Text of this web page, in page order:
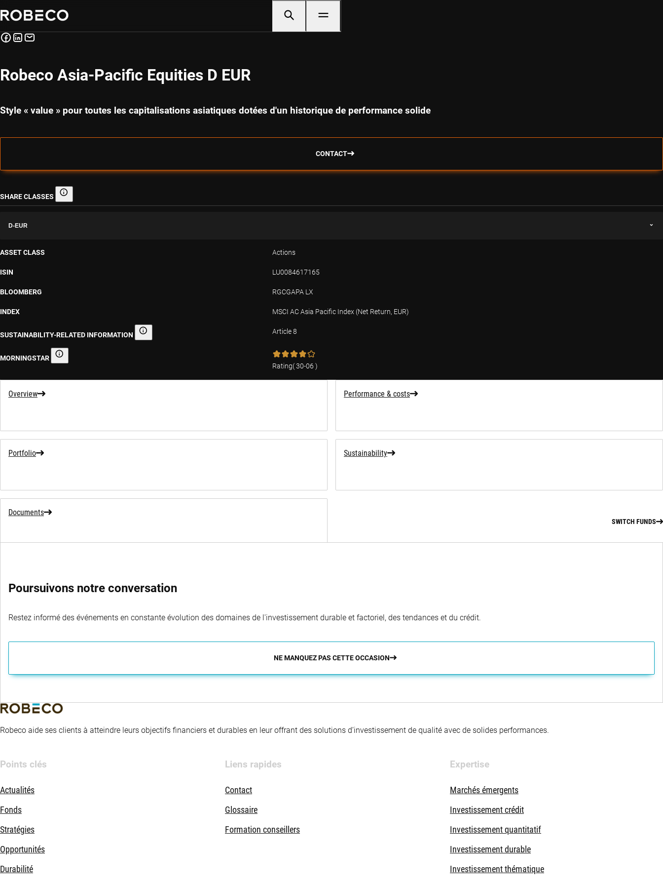
Robeco Asia-Pacific Equities D EUR
Style « value » pour toutes les capitalisations asiatiques dotées d'un historique de performance solide
CONTACT
SHARE CLASSES Share classes
D-EUR
ASSET CLASS Actions
ISIN LU0084617165
BLOOMBERG RGCGAPA LX
INDEX MSCI AC Asia Pacific Index (Net Return, EUR)
SUSTAINABILITY-RELATED INFORMATION Sustainability-related information Article 8
MORNINGSTAR Morningstar
Rating(30-06 )
Overview Performance & costs
Portfolio Sustainability
Documents
SWITCH FUNDS
Poursuivons notre conversation
Restez informé des événements en constante évolution des domaines de l'investissement durable et factoriel, des tendances et du crédit.
NE MANQUEZ PAS CETTE OCCASION
Robeco aide ses clients à atteindre leurs objectifs financiers et durables en leur offrant des solutions d’investissement de qualité avec de solides performances.
Points clés
Actualités
Fonds
Stratégies
Opportunités
Durabilité
Liens rapides
Contact
Glossaire
Formation conseillers
Expertise
Marchés émergents
Investissement crédit
Investissement quantitatif
Investissement durable
Investissement thématique